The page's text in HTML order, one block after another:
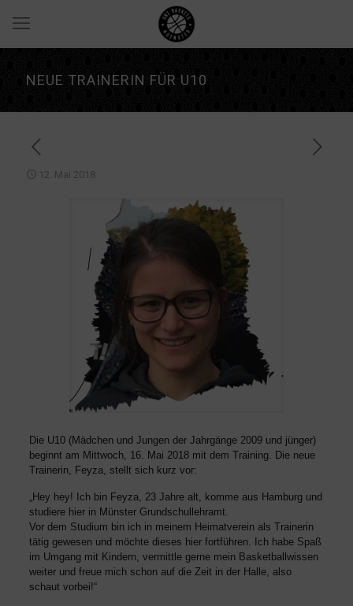
NEUE TRAINERIN FÜR U10
12. Mai 2018
Die U10 (Mädchen und Jungen der Jahrgänge 2009 und jünger)
beginnt am Mittwoch, 16. Mai 2018 mit dem Training. Die neue
Trainerin, Feyza, stellt sich kurz vor:
„Hey hey! Ich bin Feyza, 23 Jahre alt, komme aus Hamburg und
studiere hier in Münster Grundschullehramt.
Vor dem Studium bin ich in meinem Heimatverein als Trainerin
tätig gewesen und möchte dieses hier fortführen. Ich habe Spaß
im Umgang mit Kindern, vermittle gerne mein Basketballwissen
weiter und freue mich schon auf die Zeit in der Halle, also
schaut vorbei!“